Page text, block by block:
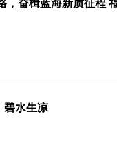
碧水生凉